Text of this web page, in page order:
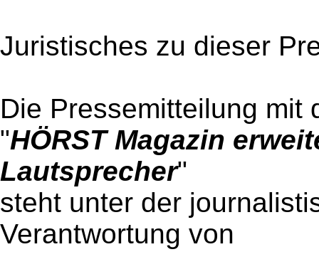
Juristisches zu dieser
Die Pressemitteilung mit
"HÖRST Magazin
Lautsprecher"
steht unter der
Verantwortung von